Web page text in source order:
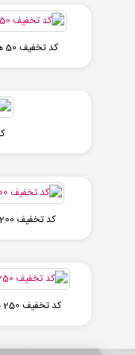
کد تخفیف 50 هزار تومانی آی اپس برای اشتراک 4 ماهه
کد تخفیف 200 هزار تومانی آچاره برای خدمات شستشو
کد تخفیف 250 هزار تومانی آچاره برای اولین ثبت سفارش